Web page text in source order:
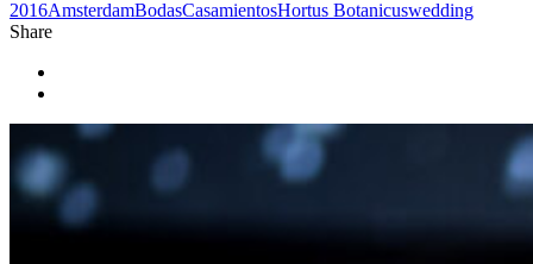
2016AmsterdamBodasCasamientosHortus Botanicuswedding
Share